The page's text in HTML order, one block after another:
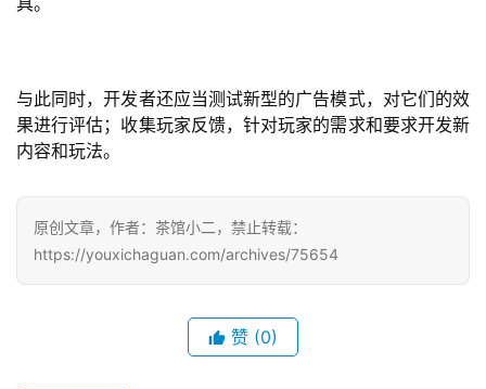
(
中
国
)
与此同时，开发者还应当测试新型的广告模式，对它们的效
果进行评估；收集玩家反馈，针对玩家的需求和要求开发新
内容和玩法。
原创文章，作者：茶馆小二，禁止转载：
https://youxichaguan.com/archives/75654
赞 (0)